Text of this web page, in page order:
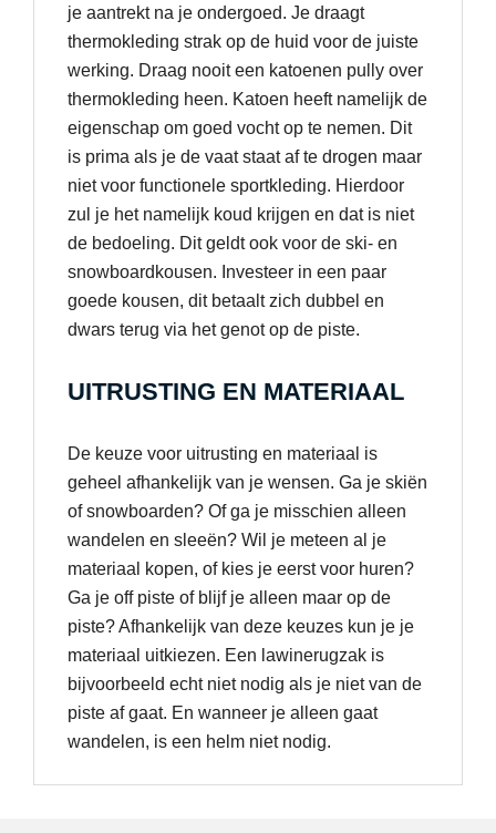
je aantrekt na je ondergoed. Je draagt
thermokleding strak op de huid voor de juiste
werking. Draag nooit een katoenen pully over
thermokleding heen. Katoen heeft namelijk de
eigenschap om goed vocht op te nemen. Dit
is prima als je de vaat staat af te drogen maar
niet voor functionele sportkleding. Hierdoor
zul je het namelijk koud krijgen en dat is niet
de bedoeling. Dit geldt ook voor de ski- en
snowboardkousen. Investeer in een paar
goede kousen, dit betaalt zich dubbel en
dwars terug via het genot op de piste.
UITRUSTING EN MATERIAAL
De keuze voor uitrusting en materiaal is
geheel afhankelijk van je wensen. Ga je skiën
of snowboarden? Of ga je misschien alleen
wandelen en sleeën? Wil je meteen al je
materiaal kopen, of kies je eerst voor huren?
Ga je off piste of blijf je alleen maar op de
piste? Afhankelijk van deze keuzes kun je je
materiaal uitkiezen. Een lawinerugzak is
bijvoorbeeld echt niet nodig als je niet van de
piste af gaat. En wanneer je alleen gaat
wandelen, is een helm niet nodig.